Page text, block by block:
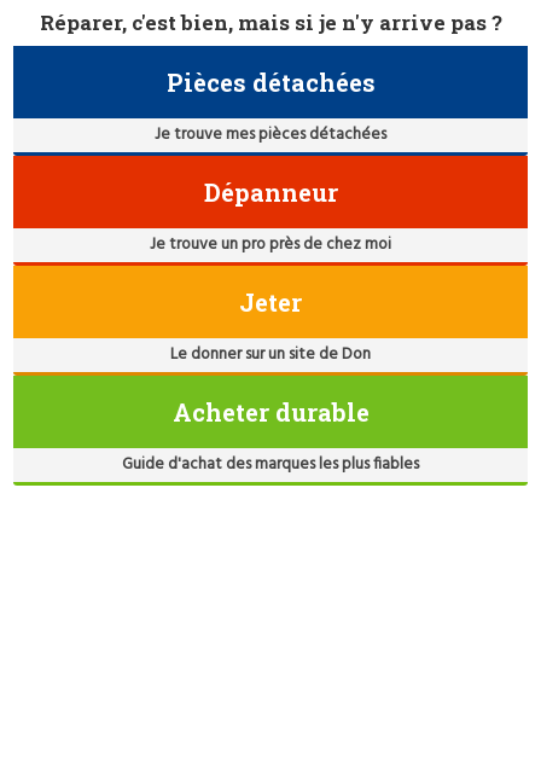
Réparer, c'est bien, mais si je n'y arrive pas ?
Pièces détachées
Je trouve mes pièces détachées
Dépanneur
Je trouve un pro près de chez moi
Jeter
Le donner sur un site de Don
Acheter durable
Guide d'achat des marques les plus fiables